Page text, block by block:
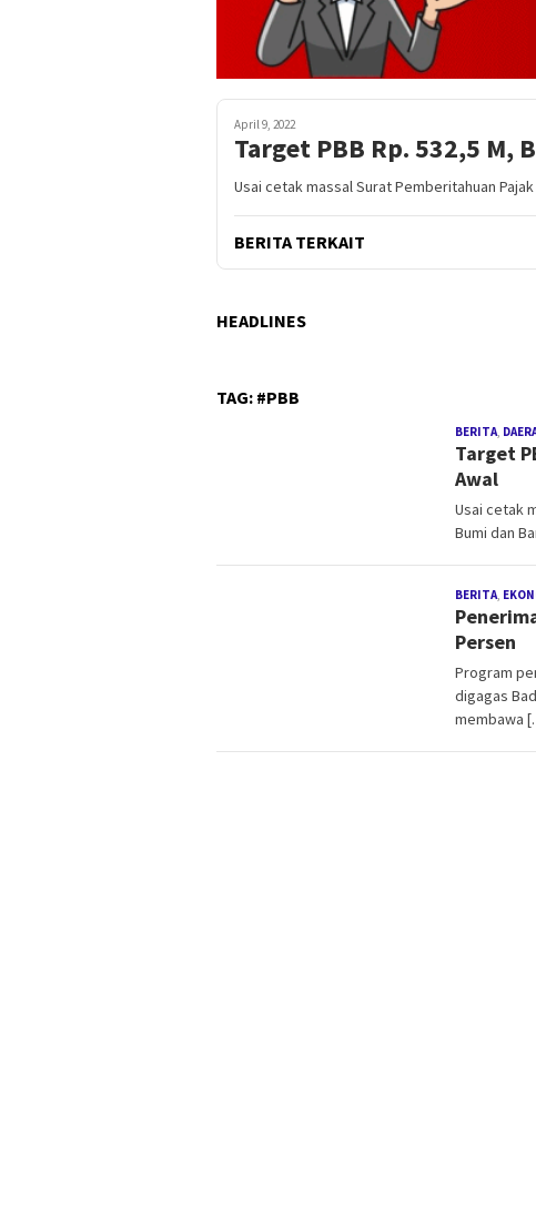
April 9, 2022
Target PBB Rp. 532,5 M,
Usai cetak massal Surat Pemberitahuan
BERITA TERKAIT
HEADLINES
TAG: #PBB
BERITA,
Target
Awal
Usai cetak
Bumi dan
BERITA,
Persen
Program
digagas
membawa